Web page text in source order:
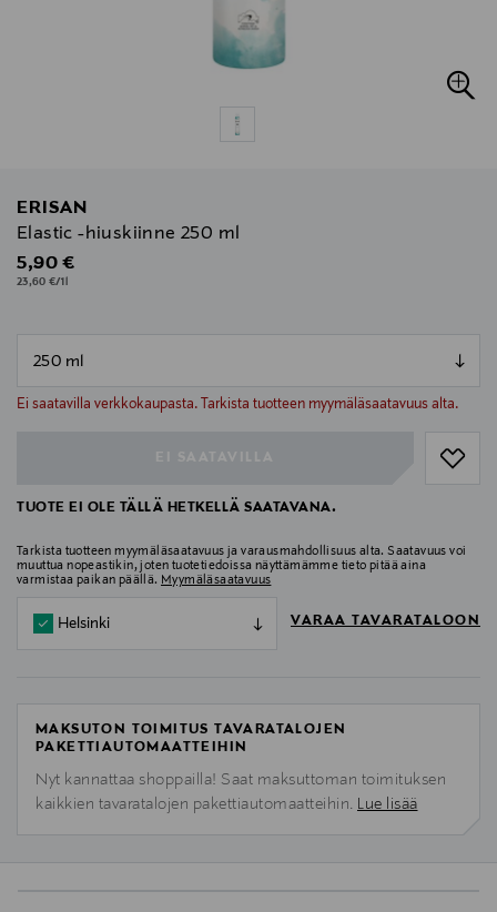
ERISAN
Elastic -hiuskiinne 250 ml
Original Price
5,90 €
23,60 €/1l
Ei saatavilla verkkokaupasta. Tarkista tuotteen myymäläsaatavuus alta.
null
TUOTE EI OLE TÄLLÄ HETKELLÄ SAATAVANA.
Tarkista tuotteen myymäläsaatavuus ja varausmahdollisuus alta. Saatavuus voi
muuttua nopeastikin, joten tuotetiedoissa näyttämämme tieto pitää aina
varmistaa paikan päällä. Myymäläsaatavuus
Helsinki VARAA TAVARATALOON
MAKSUTON TOIMITUS TAVARATALOJEN
PAKETTIAUTOMAATTEIHIN
Nyt kannattaa shoppailla! Saat maksuttoman toimituksen
kaikkien tavaratalojen pakettiautomaatteihin. Lue lisää